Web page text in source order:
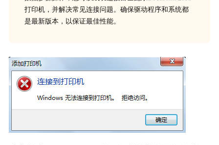
打印机，并解决常见连接问题。确保驱动程序和系统都
是最新版本，以保证最佳性能。